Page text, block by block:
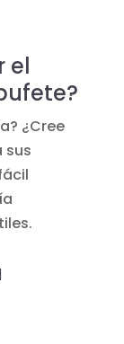
el
¿Cree
sus